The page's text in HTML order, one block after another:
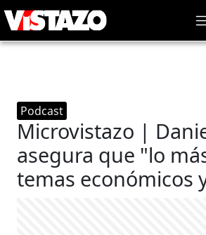
Podcast
Microvistazo |
asegura que "lo
temas económicos